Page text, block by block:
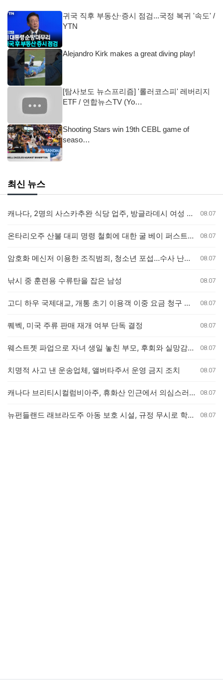
귀국 직후 부동산·증시 점검...국정 복귀 '속도' /
YTN
Alejandro Kirk makes a great diving play!
[탐사보도 뉴스프리즘] '롤러코스피' 레버리지
ETF / 연합뉴스TV (Yo…
Shooting Stars win 19th CEBL game of
seaso…
최신 뉴스
캐나다, 2명의 사스카추완 식당 업주, 방글라데시 여성 인신매매 유죄 판결 08.07
온타리오주 산불 대피 명령 철회에 대한 굴 베이 퍼스트 네이션의 강력 반발 08.07
암호화 메신저 이용한 조직범죄, 청소년 포섭…수사 난항 예고 08.07
낚시 중 훈련용 수류탄을 잡은 남성 08.07
고디 하우 국제대교, 개통 초기 이용객 이중 요금 청구 의혹 제기 08.07
퀘벡, 미국 주류 판매 재개 여부 단독 결정 08.07
웨스트젯 파업으로 자녀 생일 놓친 부모, 후회와 실망감 호소 08.07
치명적 사고 낸 운송업체, 앨버타주서 운영 금지 조치 08.07
캐나다 브리티시컬럼비아주, 휴화산 인근에서 의심스러운 산불 잇따라 발생 08.07
뉴펀들랜드 래브라도주 아동 보호 시설, 규정 무시로 학대 사건 은폐 의혹 08.07